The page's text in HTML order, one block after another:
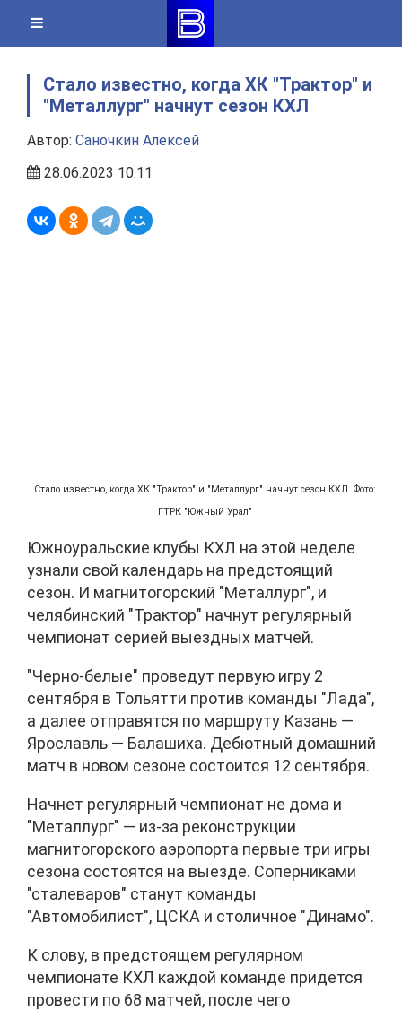
content
Стало известно, когда ХК "Трактор" и
"Металлург" начнут сезон КХЛ
Автор: Саночкин Алексей
28.06.2023 10:11
Стало известно, когда ХК "Трактор" и "Металлург" начнут сезон КХЛ. Фото:
ГТРК "Южный Урал"
Южноуральские клубы КХЛ на этой неделе
узнали свой календарь на предстоящий
сезон. И магнитогорский "Металлург", и
челябинский "Трактор" начнут регулярный
чемпионат серией выездных матчей.
"Черно-белые" проведут первую игру 2
сентября в Тольятти против команды "Лада",
а далее отправятся по маршруту Казань —
Ярославль — Балашиха. Дебютный домашний
матч в новом сезоне состоится 12 сентября.
Начнет регулярный чемпионат не дома и
"Металлург" — из-за реконструкции
магнитогорского аэропорта первые три игры
сезона состоятся на выезде. Соперниками
"сталеваров" станут команды
"Автомобилист", ЦСКА и столичное "Динамо".
К слову, в предстоящем регулярном
чемпионате КХЛ каждой команде придется
провести по 68 матчей, после чего